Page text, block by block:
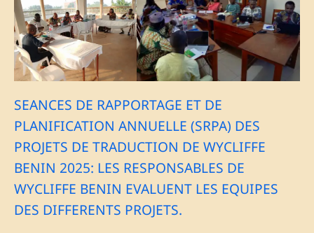
SEANCES DE RAPPORTAGE ET DE
PLANIFICATION ANNUELLE (SRPA) DES
PROJETS DE TRADUCTION DE WYCLIFFE
BENIN 2025: LES RESPONSABLES DE
WYCLIFFE BENIN EVALUENT LES EQUIPES
DES DIFFERENTS PROJETS.